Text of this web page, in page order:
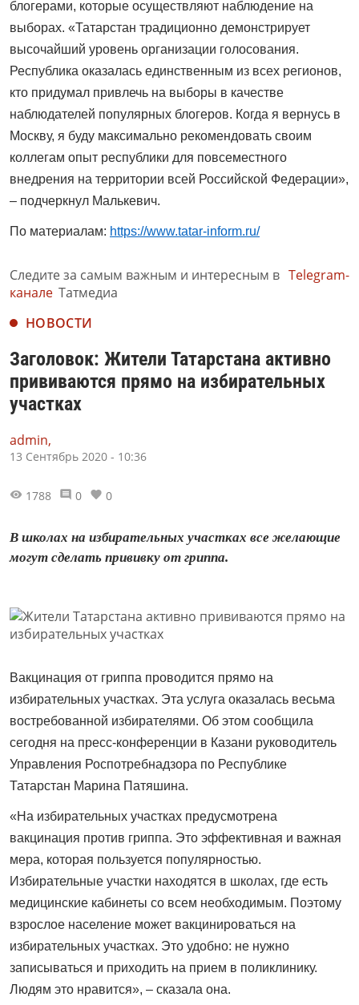
блогерами, которые осуществляют наблюдение на
выборах. «Татарстан традиционно демонстрирует
высочайший уровень организации голосования.
Республика оказалась единственным из всех регионов,
кто придумал привлечь на выборы в качестве
наблюдателей популярных блогеров. Когда я вернусь в
Москву, я буду максимально рекомендовать своим
коллегам опыт республики для повсеместного
внедрения на территории всей Российской Федерации»,
– подчеркнул Малькевич.
По материалам: https://www.tatar-inform.ru/
Следите за самым важным и интересным в Telegram-
канале Татмедиа
НОВОСТИ
Заголовок: Жители Татарстана активно
прививаются прямо на избирательных
участках
admin,
13 Сентябрь 2020 - 10:36
1788 0 0
В школах на избирательных участках все желающие
могут сделать прививку от гриппа.
Вакцинация от гриппа проводится прямо на
избирательных участках. Эта услуга оказалась весьма
востребованной избирателями. Об этом сообщила
сегодня на пресс-конференции в Казани руководитель
Управления Роспотребнадзора по Республике
Татарстан Марина Патяшина.
«На избирательных участках предусмотрена
вакцинация против гриппа. Это эффективная и важная
мера, которая пользуется популярностью.
Избирательные участки находятся в школах, где есть
медицинские кабинеты со всем необходимым. Поэтому
взрослое население может вакцинироваться на
избирательных участках. Это удобно: не нужно
записываться и приходить на прием в поликлинику.
Людям это нравится», – сказала она.